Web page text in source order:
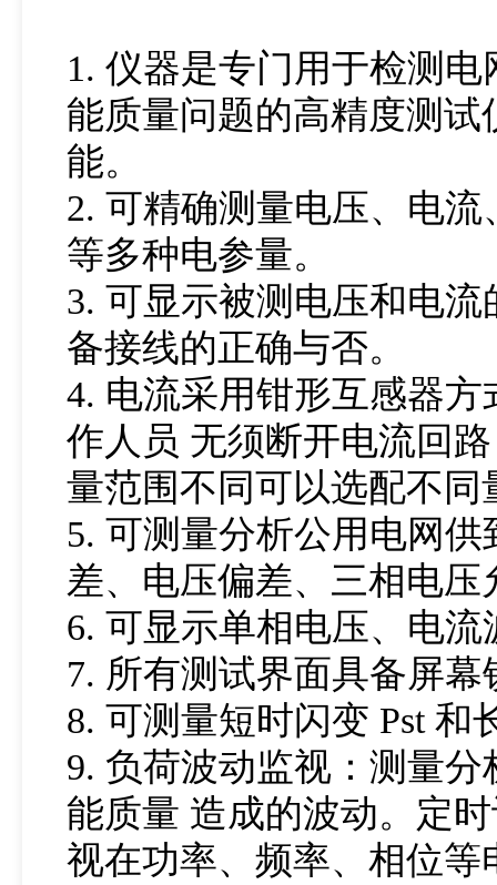
1. 仪器是专门用于检测
能质量问题的高精度测
能。
2. 可精确测量电压、电
等多种电参量。
3. 可显示被测电压和电
备接线的正确与否。
4. 电流采用钳形互感器
作人员 无须断开电流回
量范围不同可以选配不同
5. 可测量分析公用电网
差、电压偏差、三相电
6. 可显示单相电压、电
7. 所有测试界面具备屏
8. 可测量短时闪变 Pst 和
9. 负荷波动监视：测量
能质量 造成的波动。定
视在功率、频率、相位